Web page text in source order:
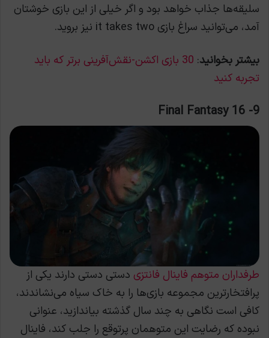
سلیقه‌ها جذاب خواهد بود و اگر خیلی از این بازی خوشتان
آمد، می‌توانید سراغ بازی it takes two نیز بروید.
بیشتر بخوانید:
30 بازی اکشن-نقش‌آفرینی برتر که باید
تجربه کنید
9- Final Fantasy 16
طرفداران متوهم فاینال فانتزی دستی دستی دارند یکی از
پرافتخارترین مجموعه بازی‌ها را به خاک سیاه می‌نشاندند،
کافی است نگاهی به چند سال گذشته بیاندازید، عنوانی
نبوده که رضایت این متوهمان پرتوقع را جلب کند، فاینال